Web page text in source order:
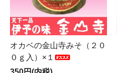
オカベの金山寺みそ（２０
０ｇ入）×１